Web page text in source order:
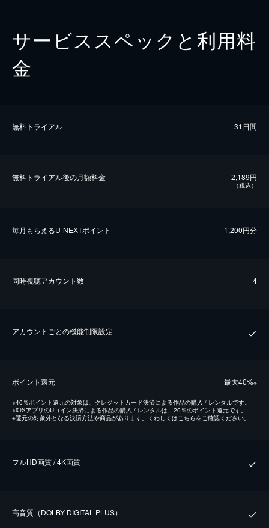
サービススペックと利用料
金
無料トライアル 31日間
無料トライアル後の⽉額料金 2,189円
（税込）
毎⽉もらえるU-NEXTポイント 1,200円分
同時視聴アカウント数 4
アカウントごとの機能制限設定
ポイント還元 最⼤40%※
※40％ポイント還元の対象は、クレジットカード決済による作品の購入 / レンタルです。
※iOSアプリのUコイン決済による作品の購入 / レンタルは、20％のポイント還元です。
※還元の対象外となる決済方法や商品があります。くわしくはこちらをご確認ください。
フルHD画質 / 4K画質
⾼⾳質（DOLBY DIGITAL PLUS）